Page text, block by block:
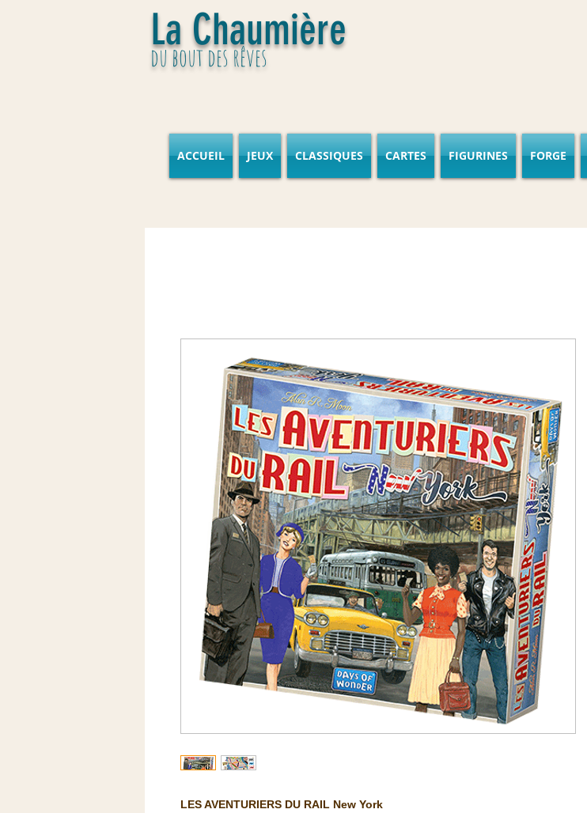
La Chaumière
du bout des rêves
ACCUEIL JEUX CLASSIQUES CARTES FIGURINES FORGE
LES AVENTURIERS DU RAIL New York